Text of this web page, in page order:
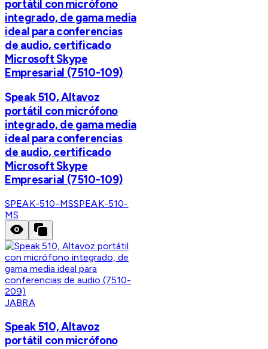
portátil con micrófono
integrado, de gama media
ideal para conferencias
de audio, certificado
Microsoft Skype
Empresarial (7510-109)
Speak 510, Altavoz
portátil con micrófono
integrado, de gama media
ideal para conferencias
de audio, certificado
Microsoft Skype
Empresarial (7510-109)
SPEAK-510-MSSPEAK-510-
MS
JABRA
Speak 510, Altavoz
portátil con micrófono